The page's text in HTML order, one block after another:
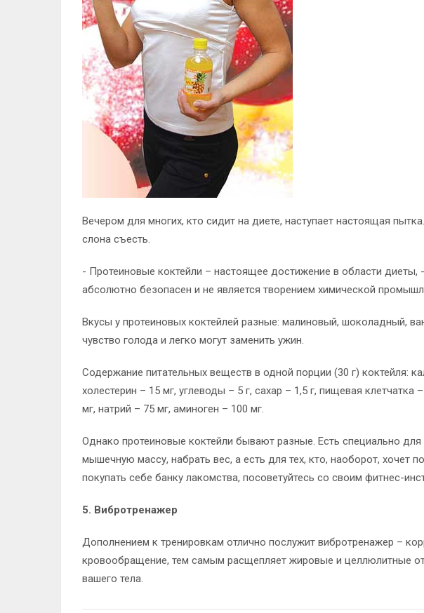
Вечером для многих, кто сидит на диете, наступает настоящая
слона съесть.
- Протеиновые коктейли – настоящее достижение в области
абсолютно безопасен и не является творением химической
Вкусы у протеиновых коктейлей разные: малиновый, шоколадный,
чувство голода и легко могут заменить ужин.
Содержание питательных веществ в одной порции (30 г) коктейля:
холестерин – 15 мг, углеводы – 5 г, сахар – 1,5 г, пищевая клетчатка
мг, натрий – 75 мг, аминоген – 100 мг.
Однако протеиновые коктейли бывают разные. Есть специально для
мышечную массу, набрать вес, а есть для тех, кто, наоборот, хочет
покупать себе банку лакомства, посоветуйтесь со своим фитнес-
5. Вибротренажер
Дополнением к тренировкам отлично послужит вибротренажер –
кровообращение, тем самым расщепляет жировые и целлюлитные
вашего тела.